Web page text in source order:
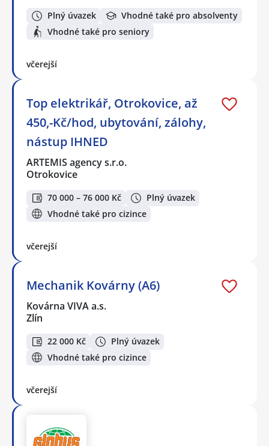
Plný úvazek
Vhodné také pro absolventy
Vhodné také pro seniory
včerejší
Top elektrikář, Otrokovice, až
450,-Kč/hod, ubytování, zálohy,
nástup IHNED
ARTEMIS agency s.r.o.
Otrokovice
70 000 – 76 000 Kč
Plný úvazek
Vhodné také pro cizince
včerejší
Mechanik Kovárny (A6)
Kovárna VIVA a.s.
Zlín
22 000 Kč
Plný úvazek
Vhodné také pro cizince
včerejší